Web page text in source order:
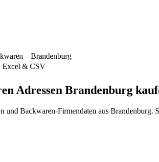
– Brandenburg
Excel & CSV
Adressen Brandenburg
und Backwaren-Firmendaten aus Brandenburg.